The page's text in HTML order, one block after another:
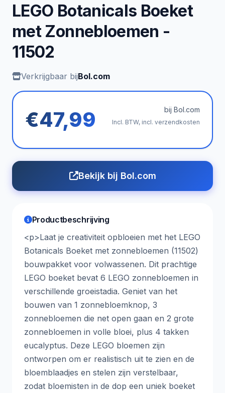
LEGO Botanicals Boeket
met Zonnebloemen -
11502
Verkrijgbaar bijBol.com
€47,99 bij Bol.com
Incl. BTW, incl. verzendkosten
Bekijk bij Bol.com
Productbeschrijving
<p>Laat je creativiteit opbloeien met het LEGO
Botanicals Boeket met zonnebloemen (11502)
bouwpakket voor volwassenen. Dit prachtige
LEGO boeket bevat 6 LEGO zonnebloemen in
verschillende groeistadia. Geniet van het
bouwen van 1 zonnebloemknop, 3
zonnebloemen die net open gaan en 2 grote
zonnebloemen in volle bloei, plus 4 takken
eucalyptus. Deze LEGO bloemen zijn
ontworpen om er realistisch uit te zien en de
bloemblaadjes en stelen zijn verstelbaar,
zodat bloemisten in de dop een uniek boeket